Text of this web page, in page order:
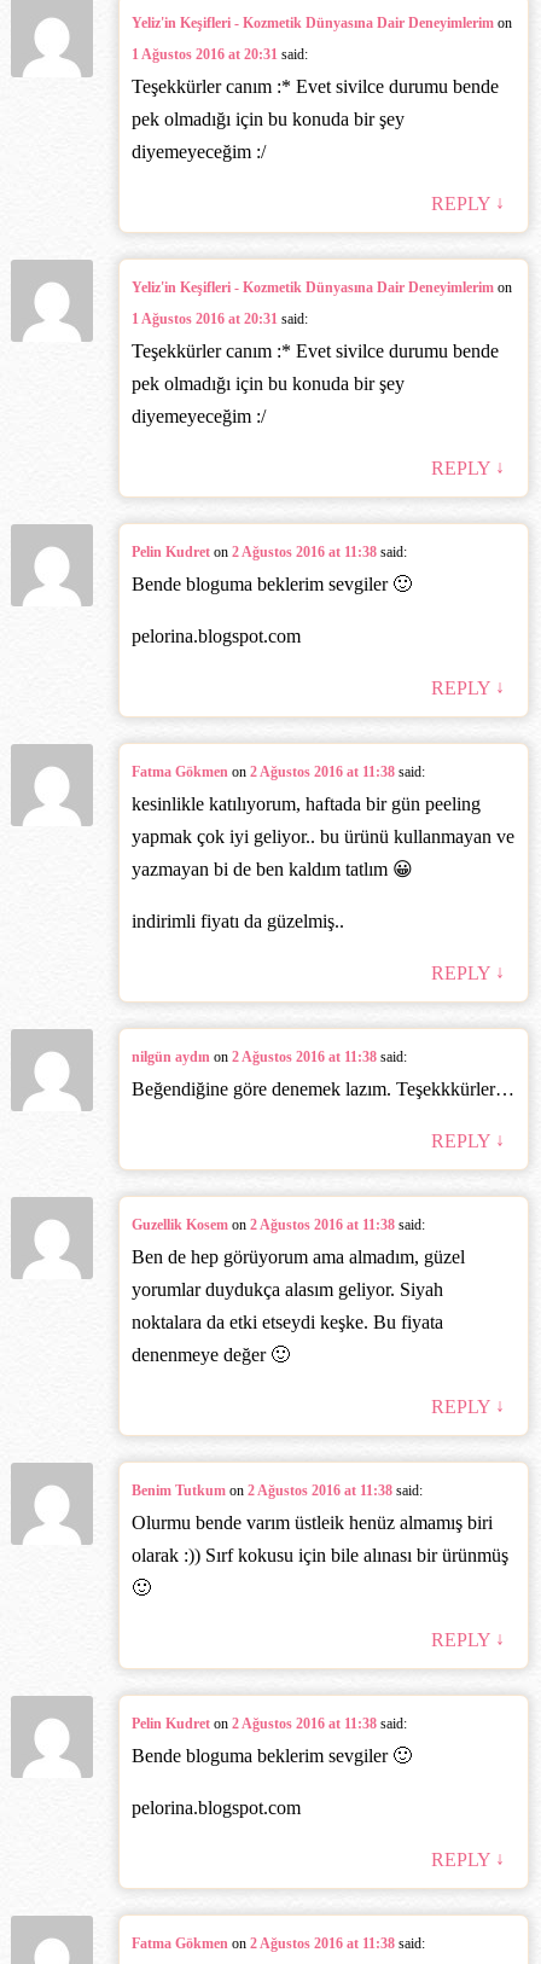
Yeliz'in Keşifleri - Kozmetik Dünyasına Dair Deneyimlerim on
1 Ağustos 2016 at 20:31 said:
Teşekkürler canım :* Evet sivilce durumu bende
pek olmadığı için bu konuda bir şey
diyemeyeceğim :/
REPLY ↓
Yeliz'in Keşifleri - Kozmetik Dünyasına Dair Deneyimlerim on
1 Ağustos 2016 at 20:31 said:
Teşekkürler canım :* Evet sivilce durumu bende
pek olmadığı için bu konuda bir şey
diyemeyeceğim :/
REPLY ↓
Pelin Kudret on 2 Ağustos 2016 at 11:38 said:
Bende bloguma beklerim sevgiler 🙂
pelorina.blogspot.com
REPLY ↓
Fatma Gökmen on 2 Ağustos 2016 at 11:38 said:
kesinlikle katılıyorum, haftada bir gün peeling
yapmak çok iyi geliyor.. bu ürünü kullanmayan ve
yazmayan bi de ben kaldım tatlım 😀
indirimli fiyatı da güzelmiş..
REPLY ↓
nilgün aydın on 2 Ağustos 2016 at 11:38 said:
Beğendiğine göre denemek lazım. Teşekkkürler…
REPLY ↓
Guzellik Kosem on 2 Ağustos 2016 at 11:38 said:
Ben de hep görüyorum ama almadım, güzel
yorumlar duydukça alasım geliyor. Siyah
noktalara da etki etseydi keşke. Bu fiyata
denenmeye değer 🙂
REPLY ↓
Benim Tutkum on 2 Ağustos 2016 at 11:38 said:
Olurmu bende varım üstleik henüz almamış biri
olarak :)) Sırf kokusu için bile alınası bir ürünmüş
🙂
REPLY ↓
Pelin Kudret on 2 Ağustos 2016 at 11:38 said:
Bende bloguma beklerim sevgiler 🙂
pelorina.blogspot.com
REPLY ↓
Fatma Gökmen on 2 Ağustos 2016 at 11:38 said: